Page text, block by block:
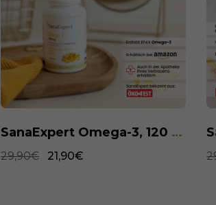
SanaExpert Immun Forte, 90 Kapseln
29,90€ 24,90€